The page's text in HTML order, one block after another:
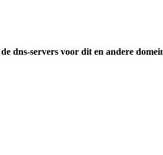
dns-servers voor dit en andere